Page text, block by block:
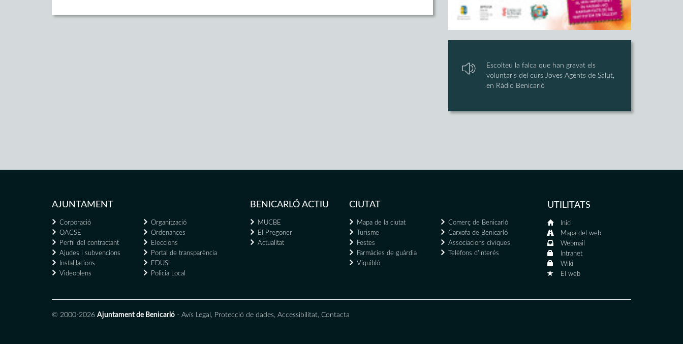
Escolteu la falca que han gravat els
voluntaris del curs Joves Agents de Salut,
en Ràdio Benicarló
AJUNTAMENT
Corporació
Organització
OACSE
Ordenances
Perfil del contractant
Eleccions
Ajudes i subvencions
Portal de transparència
Instal·lacions
EDUSI
Videoplens
Policia Local
BENICARLÓ ACTIU
MUCBE
El Pregoner
Actualitat
CIUTAT
Mapa de la ciutat
Comerç de Benicarló
Turisme
Carxofa de Benicarló
Festes
Associacions cíviques
Farmàcies de guàrdia
Telèfons d'interés
Viquibló
UTILITATS
Inici
Mapa del web
Webmail
Intranet
Wiki
El web
© 2000-2026 Ajuntament de Benicarló - Avís Legal , Protecció de dades, Accessibilitat, Contacta